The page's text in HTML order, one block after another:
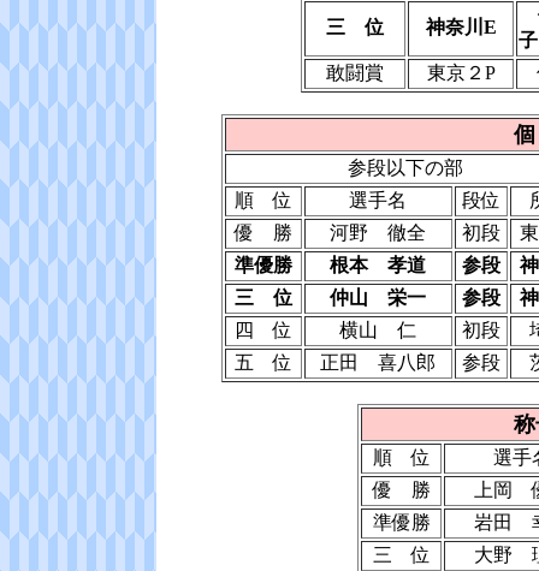
三 位 神奈川E
子
敢闘賞
東京２P
参段以下の部
順 位
選手名 段位
優 勝
河野 徹全 初段
準優勝
根本 孝道 参段
三 位
仲山 栄一 参段
四 位
横山 仁 初段
五 位
正田 喜八郎 参段
順 位
選手
優 勝
上岡
準優勝
岩田
三 位
大野